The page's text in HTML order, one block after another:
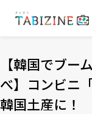
【韓国でブー
べ】コンビニ
韓国土産に！